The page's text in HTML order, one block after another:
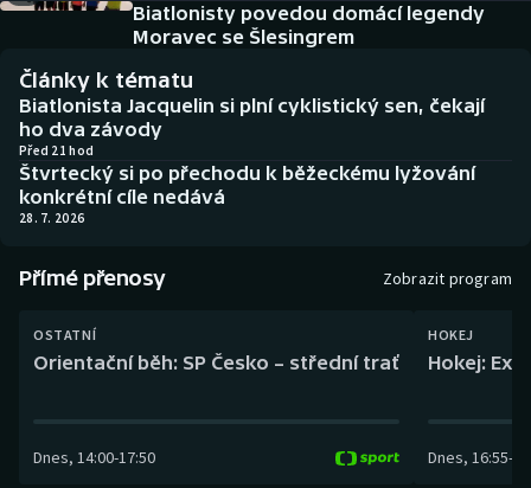
Biatlon
Boby a skeleton
Box
Curling
Dostihy
Historické návraty
Aplikace ČT sport
AZ kvíz
Biatlonisty povedou domácí legendy
Moravec se Šlesingrem
Články k tématu
Biatlonista Jacquelin si plní cyklistický sen, čekají
ho dva závody
Před 21 hod
Štvrtecký si po přechodu k běžeckému lyžování
konkrétní cíle nedává
28. 7. 2026
Přímé přenosy Zobrazit program
OSTATNÍ
Orientační běh: SP Česko – střední trať
Dnes, 14:00-17:50
HOKEJ
Hokej:
Dnes, 16:55-